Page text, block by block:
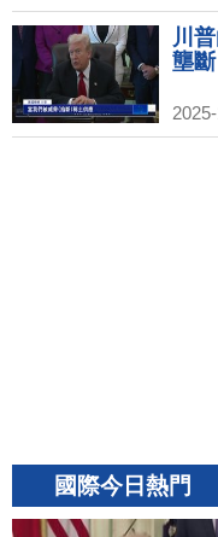
川
壟斷
國際今日熱門